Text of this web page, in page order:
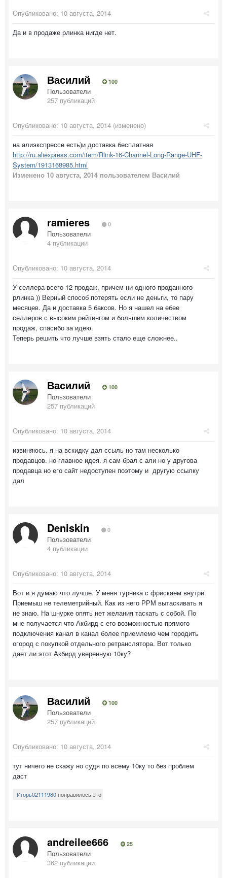
Опубликовано: 10 августа, 2014
Да и в продаже рлинка нигде нет.
Василий 100
Пользователи
257 публикаций
Опубликовано: 10 августа, 2014 (изменено)
на алиэкспрессе есть)и доставка бесплатная
http://ru.aliexpress.com/item/Rlink-16-Channel-Long-Range-UHF-
System/1913168985.html
Изменено 10 августа, 2014 пользователем Василий
ramieres 0
Пользователи
4 публикации
Опубликовано: 10 августа, 2014
У селлера всего 12 продаж, причем ни одного проданного
рлинка )) Верный способ потерять если не деньги, то пару
месяцев. Да и доставка 5 баксов. Но я нашел на ебее
селлеров с высоким рейтингом и большим количеством
продаж, спасибо за идею.
Теперь решить что лучше взять стало еще сложнее..
Василий 100
Пользователи
257 публикаций
Опубликовано: 10 августа, 2014
извиняюсь. я на вскидку дал ссыль но там несколько
продавцов. но главное идея. я сам брал с али но у другова
продавца но его сайт недоступен поэтому и другую ссылку
дал
Deniskin 0
Пользователи
4 публикации
Опубликовано: 10 августа, 2014
Вот и я думаю что лучше. У меня турника с фрискаем внутри.
Приемыш не телеметрийный. Как из него РРМ вытаскивать я
не знаю. На шнурке опять нет желания таскать с собой. По
мне получается что Акбирд с его возможностью прямого
подключения канал в канал более приемлемо чем городить
огород с покупкой отдельного ретранслятора. Вот только
дает ли этот Акбирд уверенную 10ку?
Василий 100
Пользователи
257 публикаций
Опубликовано: 10 августа, 2014
тут ничего не скажу но судя по всему 10ку то без проблем
даст
Игорь02111980понравилось это
andreilee666 25
Пользователи
362 публикации